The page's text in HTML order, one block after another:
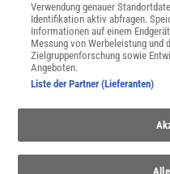
Sprachen lernen mit
Lexika
Für Spektrum schreiben
Zugänglichkeitserklärung
WEBSEITEN
KielSCN
Wissenschaft in die Schulen
SciLogs
Verwendung genauer
Identifikation aktiv abfragen.
Informationen auf einem
Messung von Werbeleistung und
Zielgruppenforschung sowie
Angeboten.
Liste der Partner (Lieferanten)